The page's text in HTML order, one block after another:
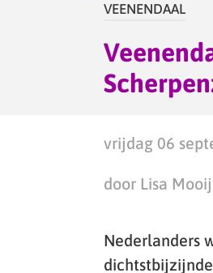
VEENENDAAL
vrijdag 06
door Lisa
Nederlanders